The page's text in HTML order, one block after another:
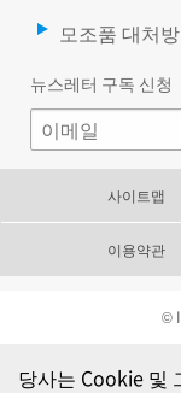
모조품 대처
뉴스레터 구독 신청
사이트맵
이용약관
©
당사는 Cookie 및